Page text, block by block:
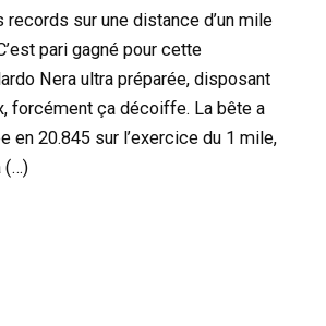
records sur une distance d’un mile
pari gagné pour cette
Nera ultra préparée, disposant
forcément ça décoiffe. La bête a
en 20.845 sur l’exercice du 1 mile,
(…)